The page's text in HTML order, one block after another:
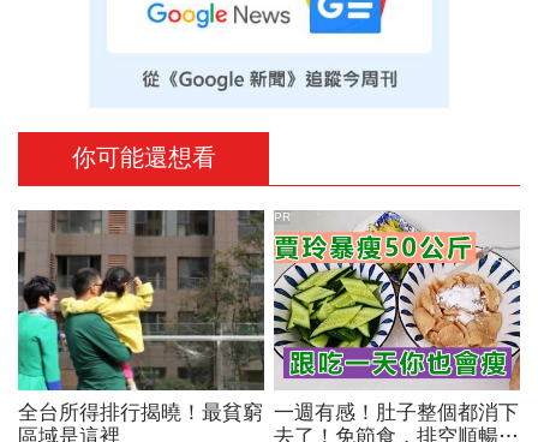
你可能還想看
全台所得排行揭曉！最貧窮 一週有感！肚子整個都消下
PR